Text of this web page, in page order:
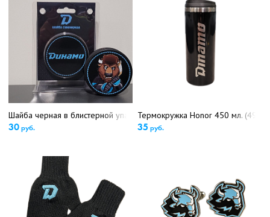
Шайба черная в блистерной упаковке Мульт (6011)
30руб.
Термокружка Honor 450 мл. (4965)
35 руб.